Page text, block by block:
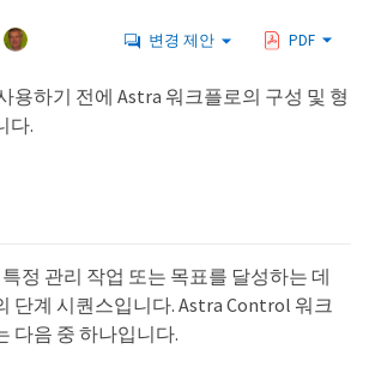
변경 제안 PDF
용하기 전에 Astra 워크플로의 구성 및 형
다.
정 관리 작업 또는 목표를 달성하는 데
단계 시퀀스입니다. Astra Control 워크
다음 중 하나입니다.